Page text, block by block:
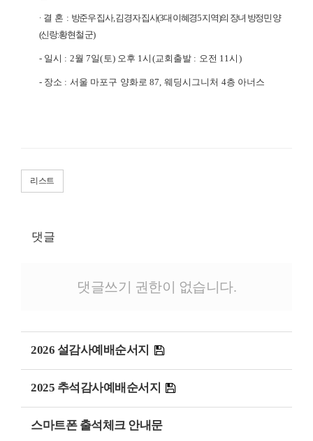
∙ 결 혼 : 방준우 집사,김경자 집사(3대 이혜경5지역)의 장녀 방정민 양
(신랑:황현철 군)
- 일시 : 2월7일(토) 오후 1시 (교회출발 : 오전 11시 )
- 장소 : 서울 마포구 양화로87, 웨딩시그니처 4층 아너스
리스트
댓글
댓글쓰기 권한이 없습니다.
2026 설감사예배순서지
2025 추석감사예배순서지
스마트폰 출석체크 안내문